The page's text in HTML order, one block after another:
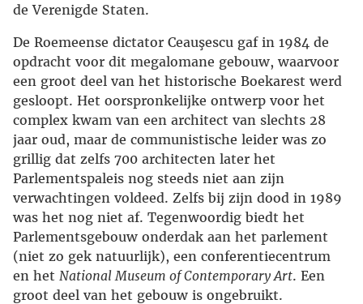
de Verenigde Staten.
De Roemeense dictator Ceauşescu gaf in 1984 de
opdracht voor dit megalomane gebouw, waarvoor
een groot deel van het historische Boekarest werd
gesloopt. Het oorspronkelijke ontwerp voor het
complex kwam van een architect van slechts 28
jaar oud, maar de communistische leider was zo
grillig dat zelfs 700 architecten later het
Parlementspaleis nog steeds niet aan zijn
verwachtingen voldeed. Zelfs bij zijn dood in 1989
was het nog niet af. Tegenwoordig biedt het
Parlementsgebouw onderdak aan het parlement
(niet zo gek natuurlijk), een conferentiecentrum
en het National Museum of Contemporary Art. Een
groot deel van het gebouw is ongebruikt.